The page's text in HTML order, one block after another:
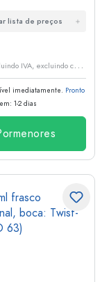
lista de preços
P
reços incluindo IVA, excluindo custos de envio
imediatamente. Pronto
em: 1-2 dias